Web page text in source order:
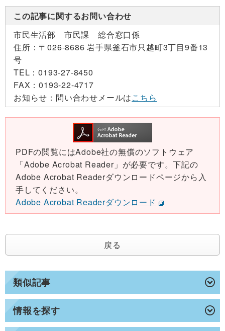
類似記事
情報を探す
この記事に関するお問い合わせ
市民生活部 市民課 総合窓口係
住所： 〒026-8686 岩手県釜石市只越町3丁目9番13
号
TEL：0193-27-8450
FAX：0193-22-4717
お知らせ： 問い合わせメールはこちら
PDFの閲覧にはAdobe社の無償のソフトウェア
「Adobe Acrobat Reader」が必要です。下記の
Adobe Acrobat Readerダウンロードページから入
手してください。
Adobe Acrobat Readerダウンロード
戻る